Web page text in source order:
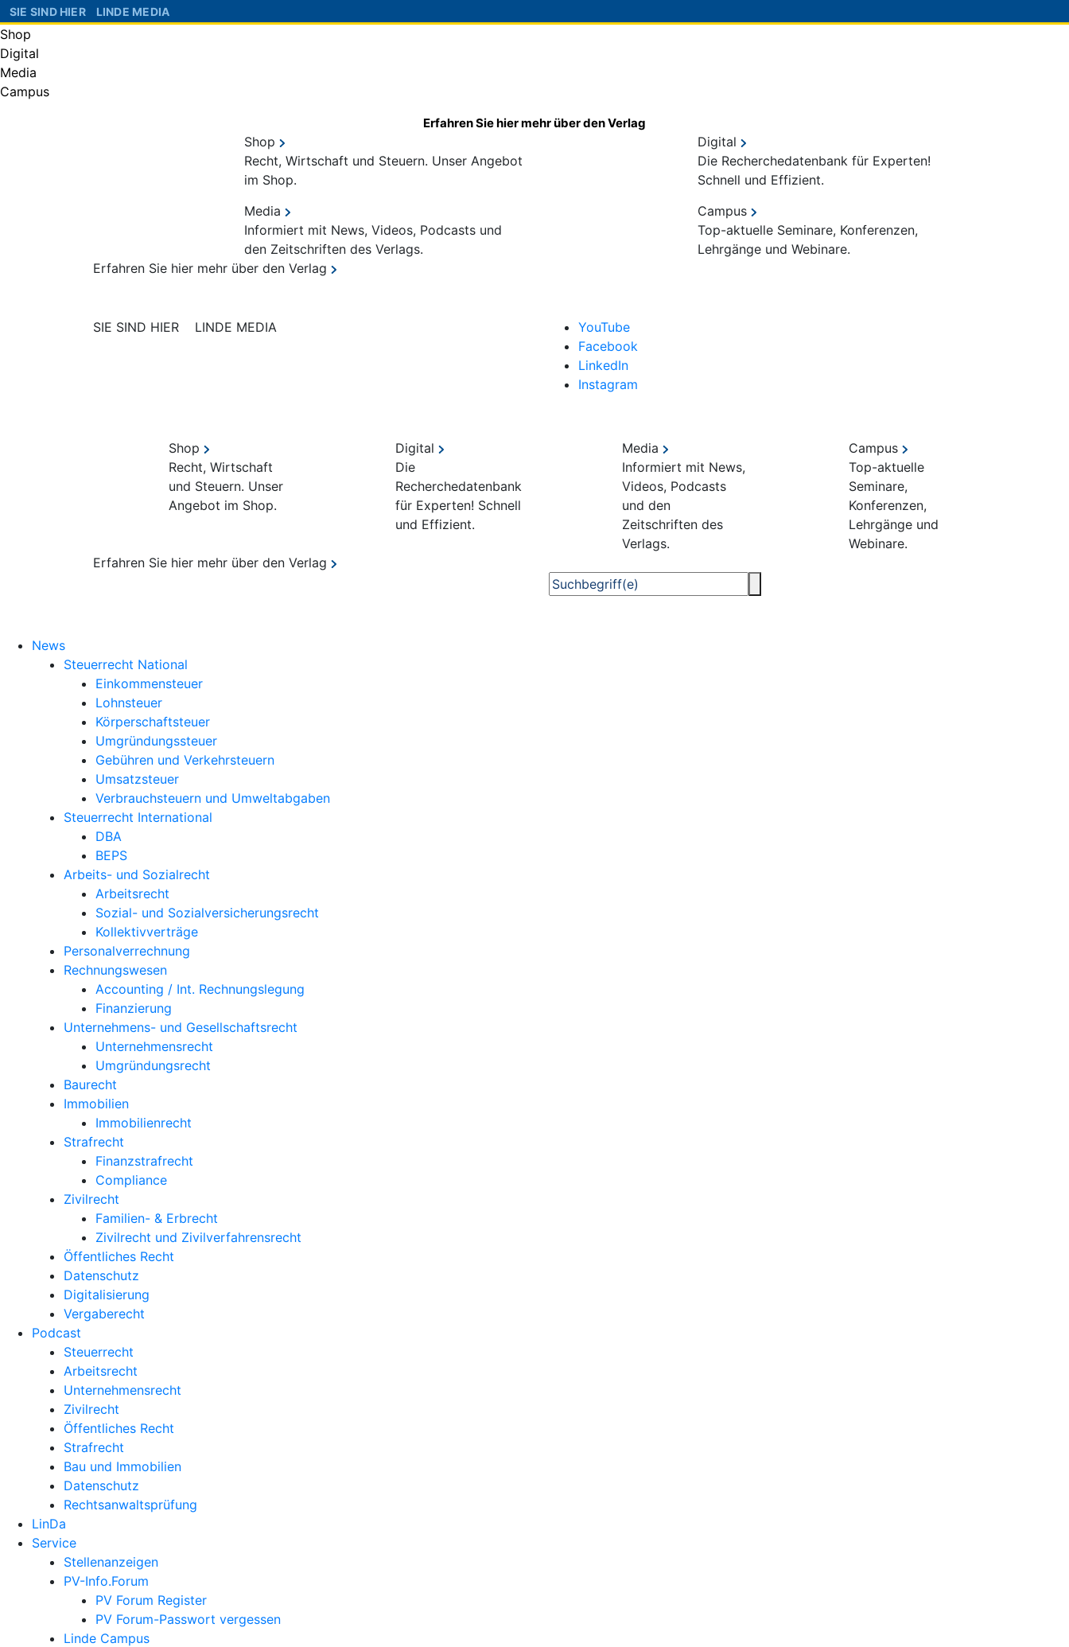
SIE SIND HIER LINDE MEDIA
Shop
Digital
Media
Campus
Erfahren Sie hier mehr über den Verlag
Shop
Recht, Wirtschaft und Steuern. Unser Angebot
im Shop.
Digital
Die Recherchedatenbank für Experten!
Schnell und Effizient.
Media
Informiert mit News, Videos, Podcasts und
den Zeitschriften des Verlags.
Campus
Top-aktuelle Seminare, Konferenzen,
Lehrgänge und Webinare.
Erfahren Sie hier mehr über den Verlag
SIE SIND HIER LINDE MEDIA
YouTube
Facebook
LinkedIn
Instagram
Shop
Recht, Wirtschaft
und Steuern. Unser
Angebot im Shop.
Digital
Die
Recherchedatenbank
für Experten! Schnell
und Effizient.
Media
Informiert mit News,
Videos, Podcasts
und den
Zeitschriften des
Verlags.
Campus
Top-aktuelle
Seminare,
Konferenzen,
Lehrgänge und
Webinare.
Erfahren Sie hier mehr über den Verlag
News
Steuerrecht National
Einkommensteuer
Lohnsteuer
Körperschaftsteuer
Umgründungssteuer
Gebühren und Verkehrsteuern
Umsatzsteuer
Verbrauchsteuern und Umweltabgaben
Steuerrecht International
DBA
BEPS
Arbeits- und Sozialrecht
Arbeitsrecht
Sozial- und Sozialversicherungsrecht
Kollektivverträge
Personalverrechnung
Rechnungswesen
Accounting / Int. Rechnungslegung
Finanzierung
Unternehmens- und Gesellschaftsrecht
Unternehmensrecht
Umgründungsrecht
Baurecht
Immobilien
Immobilienrecht
Strafrecht
Finanzstrafrecht
Compliance
Zivilrecht
Familien- & Erbrecht
Zivilrecht und Zivilverfahrensrecht
Öffentliches Recht
Datenschutz
Digitalisierung
Vergaberecht
Podcast
Steuerrecht
Arbeitsrecht
Unternehmens­recht
Zivilrecht
Öffentliches Recht
Strafrecht
Bau und Immobilien
Datenschutz
Rechtsanwalts­prüfung
LinDa
Service
Stellenanzeigen
PV-Info.Forum
PV Forum Register
PV Forum-Passwort vergessen
Linde Campus